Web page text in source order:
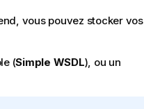
, vous pouvez stocker vos
(Simple WSDL), ou un